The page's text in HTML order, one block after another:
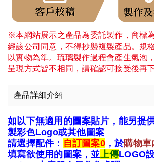
※本網站展示之產品為委託製作，商標
經該公司同意，不得抄襲複製產品。規
以實物為準。琉璃製作過程會產生氣泡
呈現方式皆不相同，請確認可接受後再下
產品詳細介紹
如以下無適用的圖案貼片，能另提
製彩色Logo或其他圖案
請選擇配件： 自訂圖案0，於購物車
填寫欲使用的圖案，並上傳LOGO